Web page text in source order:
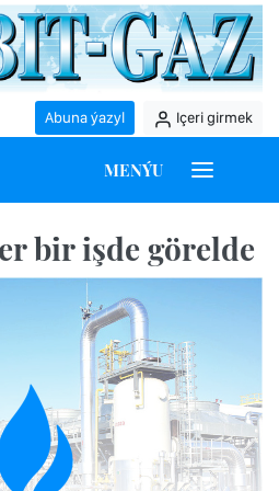
Abuna ýazyl Içeri girmek
MENÝU
bir işde görelde